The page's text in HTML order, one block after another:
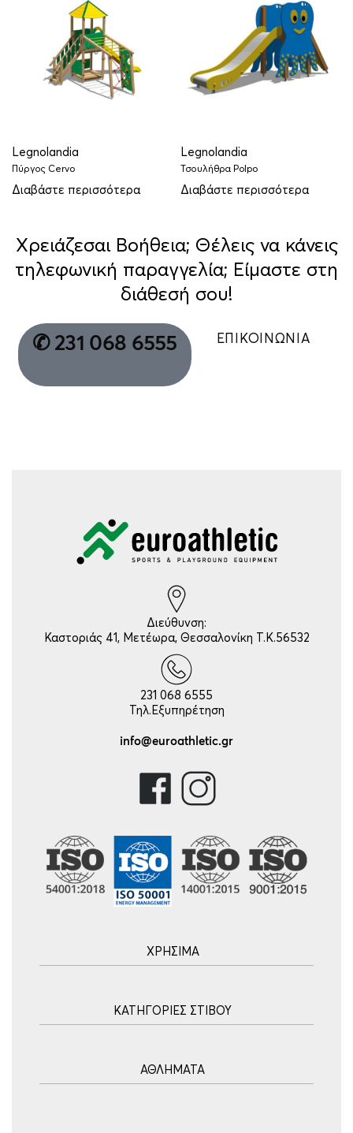
Legnolandia
Πύργος Cervo
Διαβάστε περισσότερα
Legnolandia
Τσουλήθρα Polpo
Διαβάστε περισσότερα
Χρειάζεσαι Βοήθεια; Θέλεις να κάνεις
τηλεφωνική παραγγελία; Είμαστε στη
διάθεσή σου!
✆ 231 068 6555 ΕΠΙΚΟΙΝΩΝΙΑ
Διεύθυνση:
Καστοριάς 41, Μετέωρα, Θεσσαλονίκη Τ.Κ.56532
231 068 6555
Τηλ.Εξυπηρέτηση
info@euroathletic.gr
ΧΡΗΣΙΜΑ
Blog
Τρόποι Πληρωμής
ΚΑΤΗΓΟΡΙΕΣ ΣΤΙΒΟΥ
Σφυροβολία
ΑΘΛΗΜΑΤΑ